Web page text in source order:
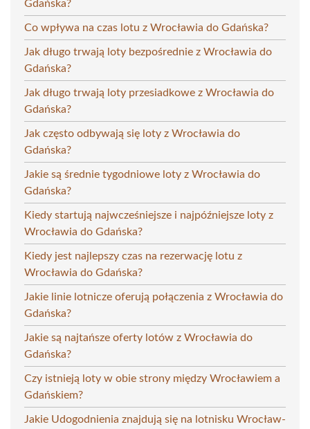
Gdańska?
Co wpływa na czas lotu z Wrocławia do Gdańska?
Jak długo trwają loty bezpośrednie z Wrocławia do
Gdańska?
Jak długo trwają loty przesiadkowe z Wrocławia do
Gdańska?
Jak często odbywają się loty z Wrocławia do
Gdańska?
Jakie są średnie tygodniowe loty z Wrocławia do
Gdańska?
Kiedy startują najwcześniejsze i najpóźniejsze loty z
Wrocławia do Gdańska?
Kiedy jest najlepszy czas na rezerwację lotu z
Wrocławia do Gdańska?
Jakie linie lotnicze oferują połączenia z Wrocławia do
Gdańska?
Jakie są najtańsze oferty lotów z Wrocławia do
Gdańska?
Czy istnieją loty w obie strony między Wrocławiem a
Gdańskiem?
Jakie Udogodnienia znajdują się na lotnisku Wrocław-